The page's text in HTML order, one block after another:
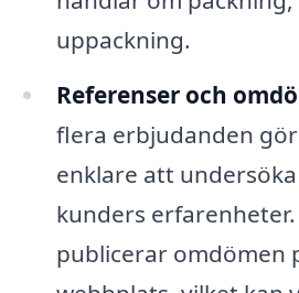
uppackning.
Referenser och
flera erbjudanden
enklare att
kunders
publicerar omdömen